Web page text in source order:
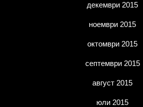
декември 2015
ноември 2015
октомври 2015
септември 2015
август 2015
юли 2015